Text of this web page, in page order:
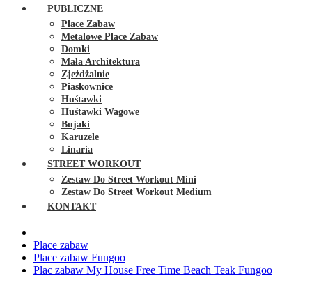
PUBLICZNE
Place Zabaw
Metalowe Place Zabaw
Domki
Mała Architektura
Zjeżdżalnie
Piaskownice
Huśtawki
Huśtawki Wagowe
Bujaki
Karuzele
Linaria
STREET WORKOUT
Zestaw Do Street Workout Mini
Zestaw Do Street Workout Medium
KONTAKT
Place zabaw
Place zabaw Fungoo
Plac zabaw My House Free Time Beach Teak Fungoo